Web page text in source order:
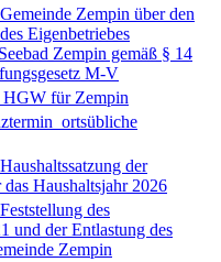
Zempin über den
Eigenbetriebes
Zempin gemäß § 14
M-V
HGW für Zempin
der
Haushaltsjahr 2026
des
und der Entlastung des
Zempin